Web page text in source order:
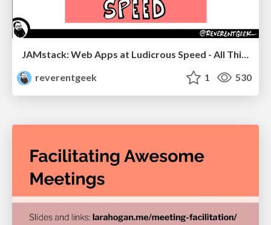
JAMstack: Web Apps at Ludicrous Speed - All Things Open 2022
reverentgeek
1 530